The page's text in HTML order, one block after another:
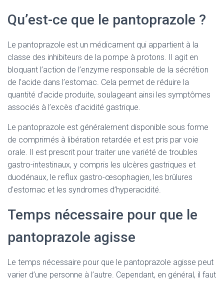
Qu’est-ce que le pantoprazole ?
Le pantoprazole est un médicament qui appartient à la
classe des inhibiteurs de la pompe à protons. Il agit en
bloquant l’action de l’enzyme responsable de la sécrétion
de l’acide dans l’estomac. Cela permet de réduire la
quantité d’acide produite, soulageant ainsi les symptômes
associés à l’excès d’acidité gastrique.
Le pantoprazole est généralement disponible sous forme
de comprimés à libération retardée et est pris par voie
orale. Il est prescrit pour traiter une variété de troubles
gastro-intestinaux, y compris les ulcères gastriques et
duodénaux, le reflux gastro-œsophagien, les brûlures
d’estomac et les syndromes d’hyperacidité.
Temps nécessaire pour que le
pantoprazole agisse
Le temps nécessaire pour que le pantoprazole agisse peut
varier d’une personne à l’autre. Cependant, en général, il faut